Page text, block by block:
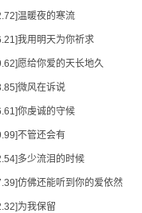
温暖夜的寒流
我用明天为你祈求
愿给你爱的天长地久
微风在诉说
你虔诚的守候
不管还会有
多少流泪的时候
仿佛还能听到你的爱依然
为我保留